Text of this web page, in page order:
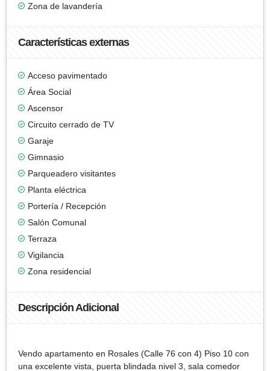
Zona de lavandería
Características externas
Acceso pavimentado
Área Social
Ascensor
Circuito cerrado de TV
Garaje
Gimnasio
Parqueadero visitantes
Planta eléctrica
Portería / Recepción
Salón Comunal
Terraza
Vigilancia
Zona residencial
Descripción Adicional
Vendo apartamento en Rosales (Calle 76 con 4) Piso 10 con
una excelente vista, puerta blindada nivel 3, sala comedor